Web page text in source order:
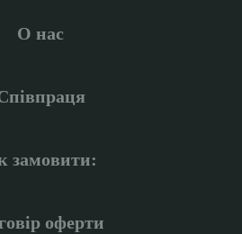
О нас
замовити:
оферти